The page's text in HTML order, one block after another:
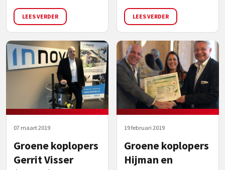
LEES VERDER LEES VERDER
07 maart 2019
Groene koplopers
Gerrit Visser
19 februari 2019
Groene koplopers
Hijman en